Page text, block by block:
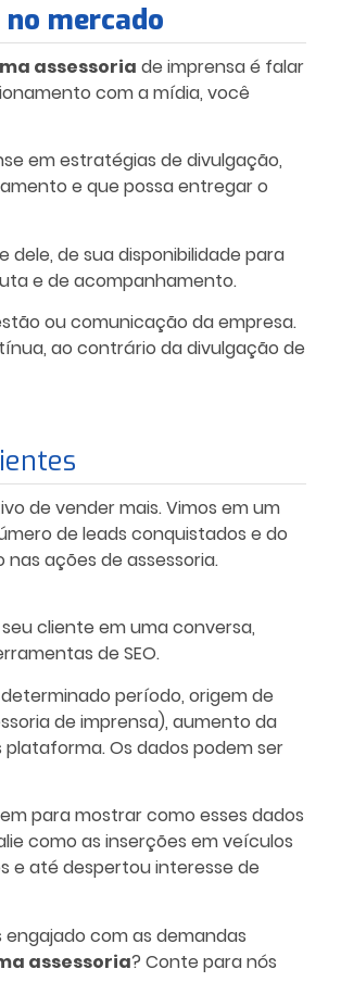
mercado
assessoria de imprensa é falar
com a mídia, você
em estratégias de divulgação,
e que possa entregar o
de sua disponibilidade para
e de acompanhamento.
ou comunicação da empresa.
ao contrário da divulgação de
de vender mais. Vimos em um
de leads conquistados e do
ações de assessoria.
cliente em uma conversa,
de SEO.
período, origem de
de imprensa), aumento da
plataforma. Os dados podem ser
para mostrar como esses dados
como as inserções em veículos
e até despertou interesse de
com as demandas
assessoria? Conte para nós